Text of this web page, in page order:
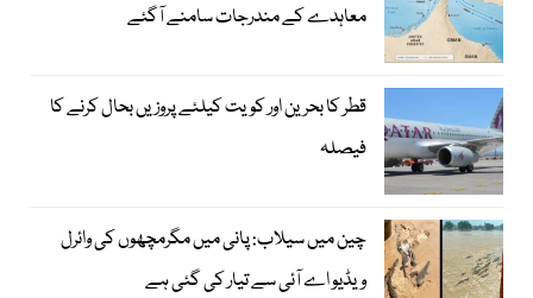
معاہدے کے مندرجات سامنے آگئے
قطر کا بحرین اور کویت کیلئے پروزیں بحال کرنے کا
فیصلہ
چین میں سیلاب: پانی میں مگرمچھوں کی وائرل
ویڈیو اے آئی سے تیار کی گئی ہے